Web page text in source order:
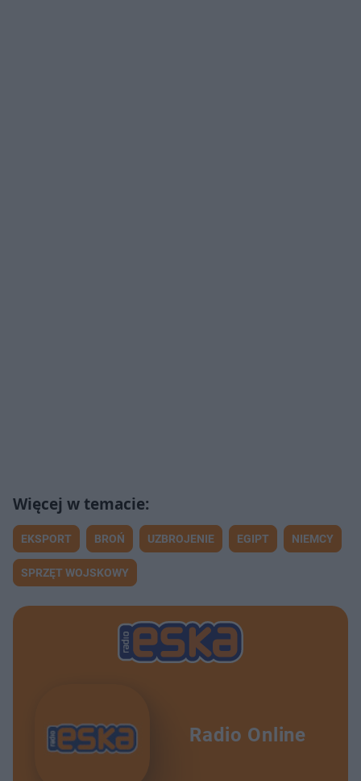
EKSPORT BROŃ UZBROJENIE EGIPT NIEMCY
SPRZĘT WOJSKOWY
Radio Online